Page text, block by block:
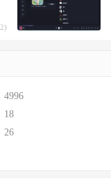
2)
4996
18
26